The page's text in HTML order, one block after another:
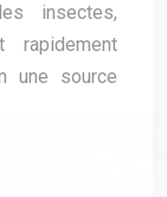
insectes,
rapidement
une source